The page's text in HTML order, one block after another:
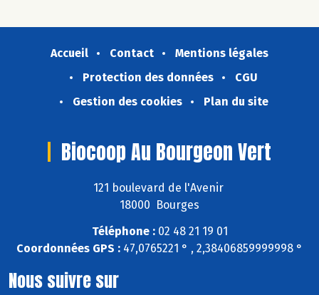
Accueil Contact
Mentions légales
Protection des données
CGU
Gestion des cookies
Plan du site
Biocoop Au Bourgeon Vert
121 boulevard de l'Avenir
18000 Bourges
Téléphone :02 48 21 19 01
Coordonnées GPS : 47,0765221 ° , 2,38406859999998 °
Nous suivre sur